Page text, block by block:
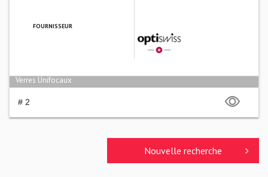
FOURNISSEUR
Verres Unifocaux
# 2
Nouvelle recherche